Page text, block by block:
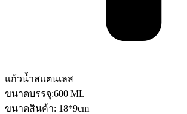
แก้วน้ำสแตนเลส
ขนาดบรรจุ:600 ML
ขนาดสินค้า: 18*9cm